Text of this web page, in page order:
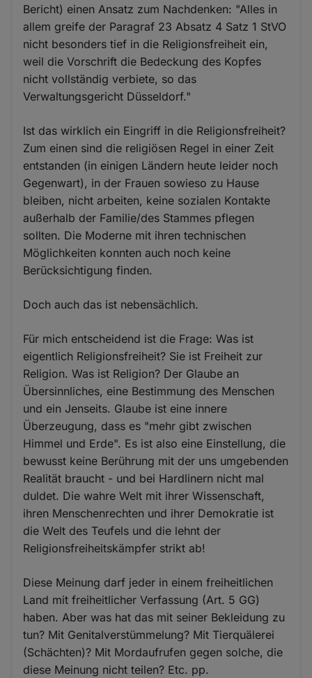
Bericht) einen Ansatz zum Nachdenken: "Alles in
allem greife der Paragraf 23 Absatz 4 Satz 1 StVO
nicht besonders tief in die Religionsfreiheit ein,
weil die Vorschrift die Bedeckung des Kopfes
nicht vollständig verbiete, so das
Verwaltungsgericht Düsseldorf."
Ist das wirklich ein Eingriff in die Religionsfreiheit?
Zum einen sind die religiösen Regel in einer Zeit
entstanden (in einigen Ländern heute leider noch
Gegenwart), in der Frauen sowieso zu Hause
bleiben, nicht arbeiten, keine sozialen Kontakte
außerhalb der Familie/des Stammes pflegen
sollten. Die Moderne mit ihren technischen
Möglichkeiten konnten auch noch keine
Berücksichtigung finden.
Doch auch das ist nebensächlich.
Für mich entscheidend ist die Frage: Was ist
eigentlich Religionsfreiheit? Sie ist Freiheit zur
Religion. Was ist Religion? Der Glaube an
Übersinnliches, eine Bestimmung des Menschen
und ein Jenseits. Glaube ist eine innere
Überzeugung, dass es "mehr gibt zwischen
Himmel und Erde". Es ist also eine Einstellung, die
bewusst keine Berührung mit der uns umgebenden
Realität braucht - und bei Hardlinern nicht mal
duldet. Die wahre Welt mit ihrer Wissenschaft,
ihren Menschenrechten und ihrer Demokratie ist
die Welt des Teufels und die lehnt der
Religionsfreiheitskämpfer strikt ab!
Diese Meinung darf jeder in einem freiheitlichen
Land mit freiheitlicher Verfassung (Art. 5 GG)
haben. Aber was hat das mit seiner Bekleidung zu
tun? Mit Genitalverstümmelung? Mit Tierquälerei
(Schächten)? Mit Mordaufrufen gegen solche, die
diese Meinung nicht teilen? Etc. pp.